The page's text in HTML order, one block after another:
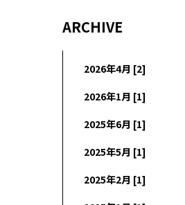
ARCHIVE
2026年4月 [2]
2026年1月 [1]
2025年6月 [1]
2025年5月 [1]
2025年2月 [1]